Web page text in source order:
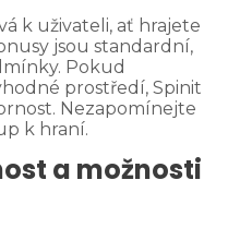
k uživateli, ať hrajete
jsou standardní,
Pokud
prostředí, Spinit
Nezapomínejte
k hraní.
a možnosti